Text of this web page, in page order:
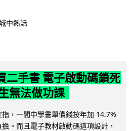
中熱話
二手書 電子啟動碼鎖死
無法做功課
，一間中學書單價錢按年加 14.7%
。而且電子教材啟動碼這項設計，